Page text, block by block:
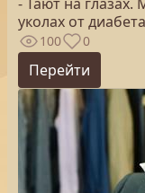
уколах от
100 0
Перейти